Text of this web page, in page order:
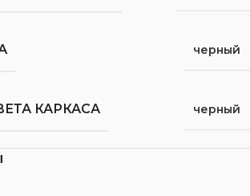
черный
КАРКАСА черный